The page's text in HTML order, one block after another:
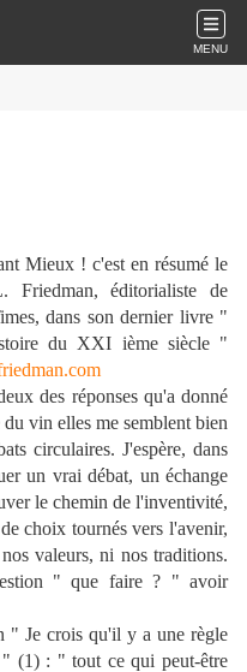
MENU
Mieux ! c'est en résumé le
Friedman, éditorialiste de
dans son dernier livre "
du XXI ième siècle "
des réponses qu'a donné
vin elles me semblent bien
circulaires. J'espère, dans
un vrai débat, un échange
le chemin de l'inventivité,
choix tournés vers l'avenir,
valeurs, ni nos traditions.
" que faire ? " avoir
" Je crois qu'il y a une règle
(1) : " tout ce qui peut-être